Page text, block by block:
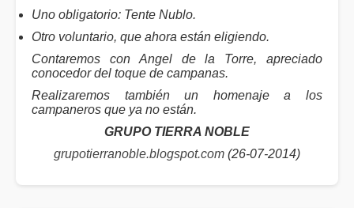
Uno obligatorio: Tente Nublo.
Otro voluntario, que ahora están eligiendo.
Contaremos con Angel de la Torre, apreciado
conocedor del toque de campanas.
Realizaremos también un homenaje a los
campaneros que ya no están.
GRUPO TIERRA NOBLE
grupotierranoble.blogspot.com (26-07-2014)